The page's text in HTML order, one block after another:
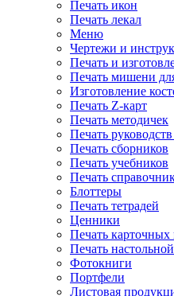
Печать икон
Печать лекал
Меню
Чертежи и
Печать и
Печать мишени
Изготовление
Печать Z-карт
Печать методичек
Печать
Печать сборников
Печать учебников
Печать
Блоттеры
Печать тетрадей
Ценники
Печать карточных
Печать
Фотокниги
Портфели
Листовая